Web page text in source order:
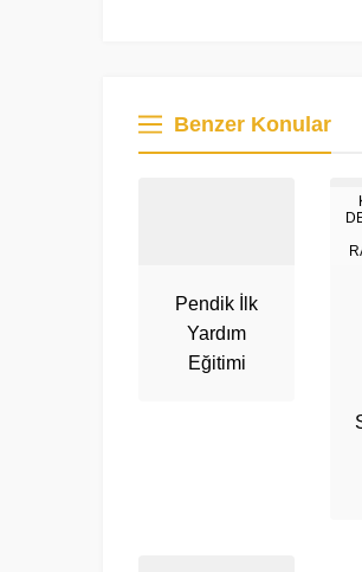
Benzer Konular
Pendik İlk
Yardım
Eğitimi